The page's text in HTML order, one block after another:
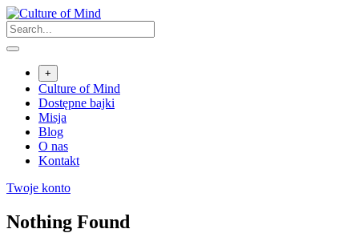
Skip
to
content
+
Culture of Mind
Dostępne bajki
Misja
Blog
O nas
Kontakt
Twoje konto
Nothing Found